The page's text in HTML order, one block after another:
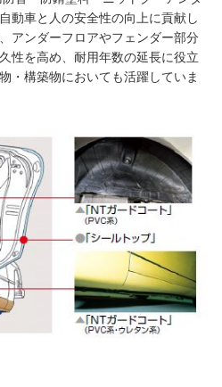
動車と人の安全性の向上に貢献し
アンダーフロアやフェンダー部分
性を高め、耐用年数の延長に役立
・構築物においても活躍していま